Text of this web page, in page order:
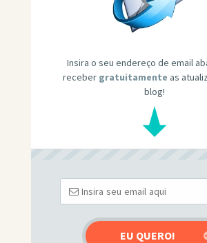
Insira o seu endereço de email
receber gratuitamente as
blog!